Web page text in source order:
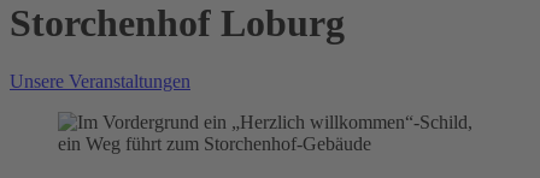
Storchenhof Loburg
Unsere Veranstaltungen